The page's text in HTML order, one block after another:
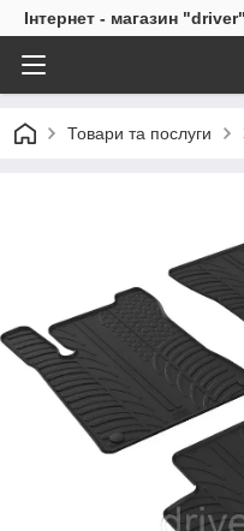
Інтернет - магазин "driver"
Товари та послуги